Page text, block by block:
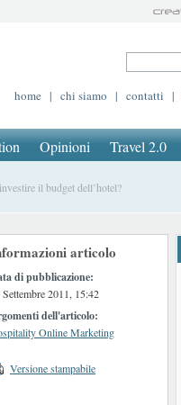
home | chi siamo | contatti |
Opinioni Travel 2.0
il budget dell’hotel?
articolo
di pubblicazione:
Settembre 2011, 15:42
dell'articolo:
Online Marketing
Versione stampabile